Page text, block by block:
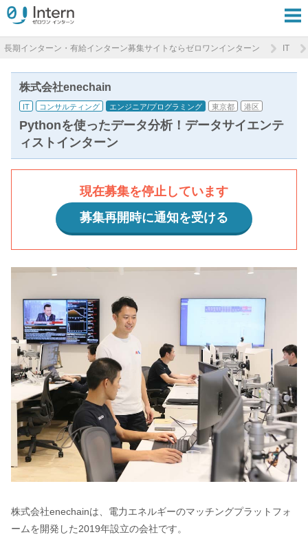
長期インターン・有給インターン募集サイトならゼロワンインターン IT
株式会社enechain
IT コンサルティング エンジニア/プログラミング 東京都 港区
Pythonを使ったデータ分析！データサイエンテ
ィストインターン
現在募集を停止しています
募集再開時に通知を受ける
株式会社enechainは、電力エネルギーのマッチングプラットフォ
ームを開発した2019年設立の会社です。